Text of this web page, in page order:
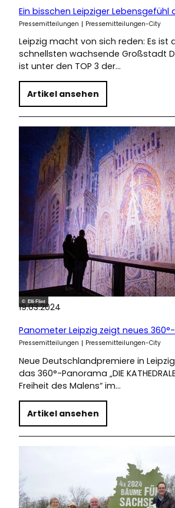
Ein bisschen Leipziger Lebensgefühl
Pressemitteilungen Pressemitteilungen-City
Leipzig macht von sich reden: Es ist
schnellsten wachsende Großstadt
ist unter den TOP 3 der…
Artikel ansehen
© Elli Flint
19.03.2024
Pressemitteilungen Pressemitteilungen-City
Neue Deutschlandpremiere in
das 360°-Panorama „DIE
Freiheit des Malens“ im…
Artikel ansehen